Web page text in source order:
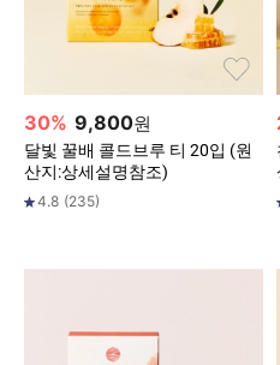
30% 9,800원
달빛 꿀배 콜드브루 티 20입 (원
산지:상세설명참조)
4.8 (235)